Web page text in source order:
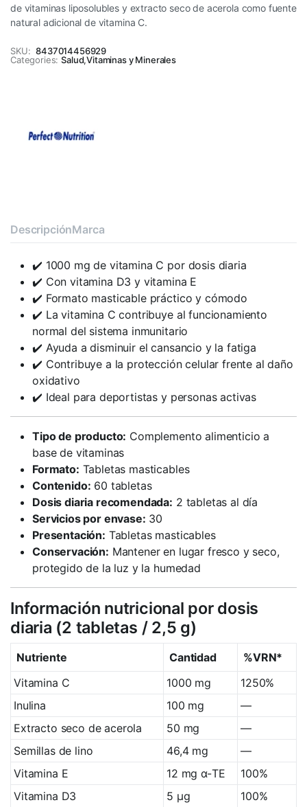
de vitaminas liposolubles y extracto seco de acerola como fuente
natural adicional de vitamina C.
SKU: 8437014456929
Categories: Salud,Vitaminas y Minerales
DescripciónMarca
✔️ 1000 mg de vitamina C por dosis diaria
✔️ Con vitamina D3 y vitamina E
✔️ Formato masticable práctico y cómodo
✔️ La vitamina C contribuye al funcionamiento
normal del sistema inmunitario
✔️ Ayuda a disminuir el cansancio y la fatiga
✔️ Contribuye a la protección celular frente al daño
oxidativo
✔️ Ideal para deportistas y personas activas
Tipo de producto: Complemento alimenticio a
base de vitaminas
Formato: Tabletas masticables
Contenido: 60 tabletas
Dosis diaria recomendada: 2 tabletas al día
Servicios por envase: 30
Presentación: Tabletas masticables
Conservación: Mantener en lugar fresco y seco,
protegido de la luz y la humedad
Información nutricional por dosis
diaria (2 tabletas / 2,5 g)
Nutriente Cantidad
%VRN*
Vitamina C
1000 mg
1250%
Inulina
100 mg
—
Extracto seco de acerola
50 mg
—
Semillas de lino
46,4 mg
—
Vitamina E
12 mg α-TE
100%
Vitamina D3
5 µg 100%